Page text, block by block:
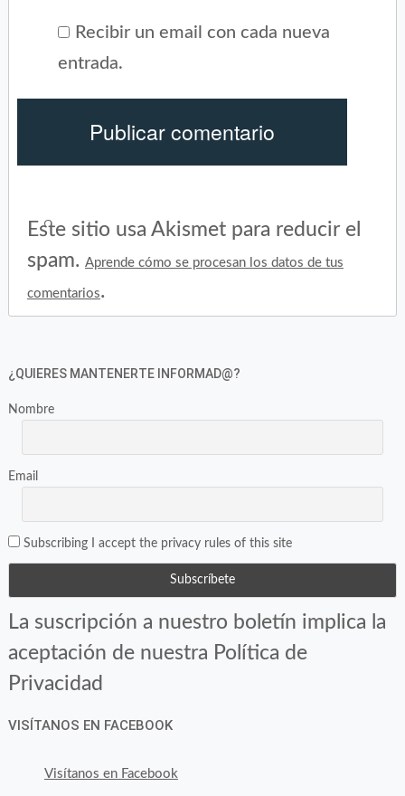
Recibir un email con cada nueva
entrada.
Este sitio usa Akismet para reducir el
spam. Aprende cómo se procesan los datos de tus
comentarios.
¿QUIERES MANTENERTE INFORMAD@?
Nombre
Email
Subscribing I accept the privacy rules of this site
La suscripción a nuestro boletín implica la
aceptación de nuestra Política de
Privacidad
VISÍTANOS EN FACEBOOK
Visítanos en Facebook